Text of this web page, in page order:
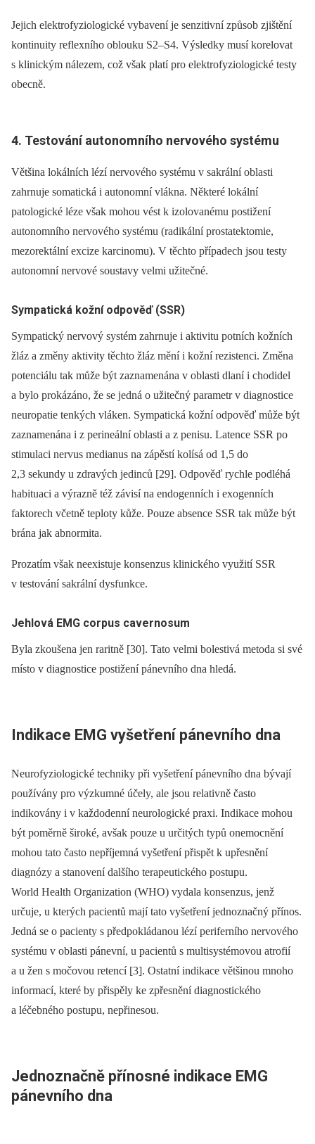
Jejich elektrofyziologické vybavení je senzitivní způsob zjištění
kontinuity reflexního oblouku S2–S4. Výsledky musí korelovat
s klinickým nálezem, což však platí pro elektrofyziologické testy
obecně.
4. Testování autonomního nervového systému
Většina lokálních lézí nervového systému v sakrální oblasti
zahrnuje somatická i autonomní vlákna. Některé lokální
patologické léze však mohou vést k izolovanému postižení
autonomního nervového systému (radikální prostatektomie,
mezorektální excize karcinomu). V těchto případech jsou testy
autonomní nervové soustavy velmi užitečné.
Sympatická kožní odpověď (SSR)
Sympatický nervový systém zahrnuje i aktivitu potních kožních
žláz a změny aktivity těchto žláz mění i kožní rezistenci. Změna
potenciálu tak může být zaznamenána v oblasti dlaní i chodidel
a bylo prokázáno, že se jedná o užitečný parametr v diagnostice
neuropatie tenkých vláken. Sympatická kožní odpověď může být
zaznamenána i z perineální oblasti a z penisu. Latence SSR po
stimulaci nervus medianus na zápěstí kolísá od 1,5 do
2,3 sekundy u zdravých jedinců [29]. Odpověď rychle podléhá
habituaci a výrazně též závisí na endogenních i exogenních
faktorech včetně teploty kůže. Pouze absence SSR tak může být
brána jak abnormita.
Prozatím však neexistuje konsenzus klinického využití SSR
v testování sakrální dysfunkce.
Jehlová EMG corpus cavernosum
Byla zkoušena jen raritně [30]. Tato velmi bolestivá metoda si své
místo v diagnostice postižení pánevního dna hledá.
Indikace EMG vyšetření pánevního dna
Neurofyziologické techniky při vyšetření pánevního dna bývají
používány pro výzkumné účely, ale jsou relativně často
indikovány i v každodenní neurologické praxi. Indikace mohou
být poměrně široké, avšak pouze u určitých typů onemocnění
mohou tato často nepříjemná vyšetření přispět k upřesnění
diagnózy a stanovení dalšího terapeutického postupu.
World Health Organization (WHO) vydala konsenzus, jenž
určuje, u kterých pacientů mají tato vyšetření jednoznačný přínos.
Jedná se o pacienty s předpokládanou lézí periferního nervového
systému v oblasti pánevní, u pacientů s multisystémovou atrofií
a u žen s močovou retencí [3]. Ostatní indikace většinou mnoho
informací, které by přispěly ke zpřesnění diagnostického
a léčebného postupu, nepřinesou.
Jednoznačně přínosné indikace EMG
pánevního dna